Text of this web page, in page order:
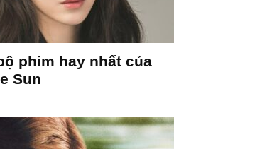
phim hay nhất của
Sun